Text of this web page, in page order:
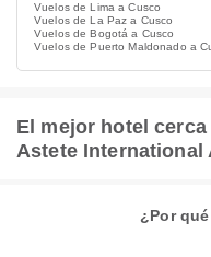
Vuelos de Lima a Cusco
Vuelos de La Paz a Cusco
Vuelos de Bogotá a Cusco
Vuelos de Puerto Maldonado a
El mejor hotel
Astete International
¿Por